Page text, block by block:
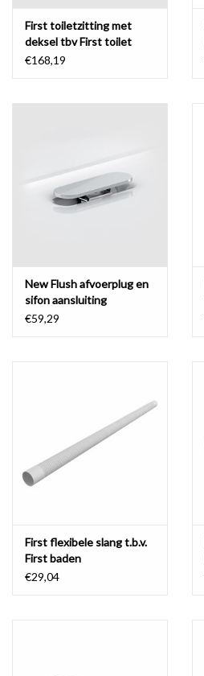
First toiletzitting met
deksel tbv First toilet
€168,19
New Flush afvoerplug en
sifon aansluiting
€59,29
First flexibele slang t.b.v.
First baden
€29,04